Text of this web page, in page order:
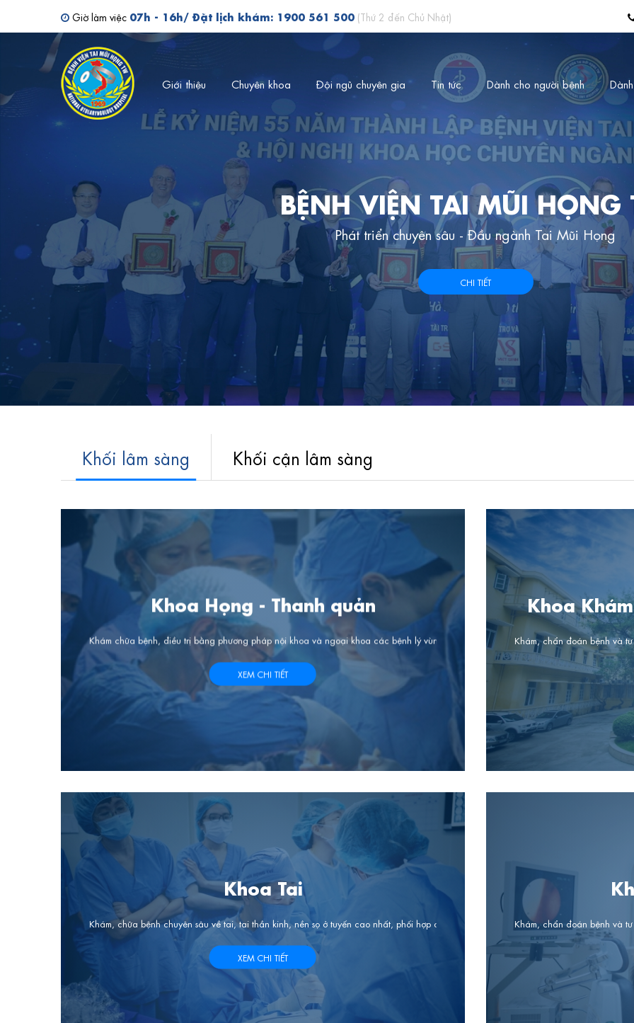
Giờ làm việc 07h - 16h/ Đặt lịch khám: 1900 561 500 (Thứ 2 đến Chủ Nhật)
Tìm kiếm bác sĩ
Giới thiệu Chuyên khoa Đội ngũ chuyên gia Tin tức Dành cho người bệnh
BỆNH VIỆN TAI MŨI HỌNG
Phát triển chuyên sâu - Đầu ngành Tai Mũi Họng
CHI TIẾT
Khối lâm sàng Khối cận lâm sàng
Khoa Họng - Thanh quản
Khám chữa bệnh, điều trị bằng phương pháp nội khoa và ngoại khoa các bệnh lý vùng họng – thanh quản
XEM CHI TIẾT
Khoa
Khám, chẩn đoán bệnh và
Khoa Tai
Khám, chữa bệnh chuyên sâu về tai, tai thần kinh, nền sọ ở tuyến cao nhất, phối hợp điều trị các bệnh lý khác trong chuyên ngành tai
XEM CHI TIẾT
Khám, chẩn đoán bệnh và